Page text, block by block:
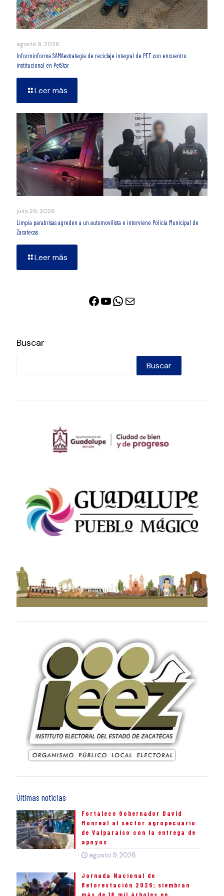
agosto 9, 2026
Informinforma SAMAestrategia de reciclaje integral de PET con encuentro
institucional en PetStar
Leer más
julio 29, 2026
Limpia parabrisas agreden a un automovilista e interviene Policía Municipal de
Zacatecas
Leer más
Facebook
YouTube
WhatsApp
Correo electrónico
Buscar
Buscar
Últimas noticias
Fortalece Gobernador David
Monreal al sector agropecuario
de Valparaíso con la entrega de
apoyos
agosto 9, 2026
Jornada Nacional de
Reforestación 2026; siembran